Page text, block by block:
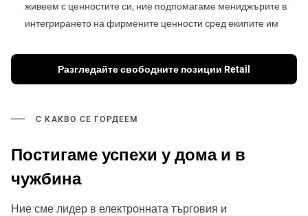
живеем с ценностите си, ние подпомагаме мениджърите в
интегрирането на фирмените ценности сред екипите им
Разгледайте свободните позиции Retail
С КАКВО СЕ ГОРДЕЕМ
Постигаме успехи у дома и в
чужбина
Ние сме лидер в електронната търговия и